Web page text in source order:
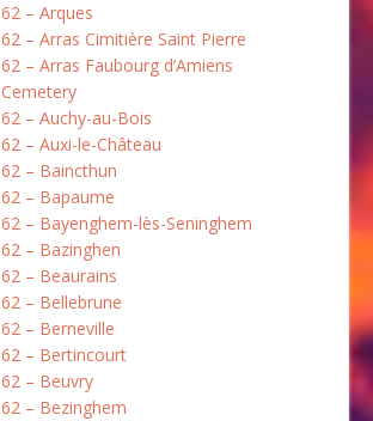
62 – Arques
62 – Arras Cimitière Saint Pierre
62 – Arras Faubourg d’Amiens
Cemetery
62 – Auchy-au-Bois
62 – Auxi-le-Château
62 – Baincthun
62 – Bapaume
62 – Bayenghem-lès-Seninghem
62 – Bazinghen
62 – Beaurains
62 – Bellebrune
62 – Berneville
62 – Bertincourt
62 – Beuvry
62 – Bezinghem